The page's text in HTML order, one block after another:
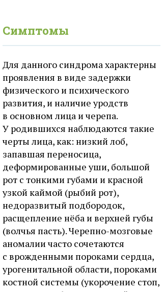
Симптомы
Для данного синдрома характерны
проявления в виде задержки
физического и психического
развития, и наличие уродств
в основном лица и черепа.
У родившихся наблюдаются такие
черты лица, как: низкий лоб,
запавшая переносица,
деформированные уши, большой
рот с тонкими губами и красной
узкой каймой (рыбий рот),
недоразвитый подбородок,
расщепление нёба и верхней губы
(волчья пасть). Черепно-мозговые
аномалии часто сочетаются
с врожденными пороками сердца,
урогенитальной области, пороками
костной системы (укорочение стоп,